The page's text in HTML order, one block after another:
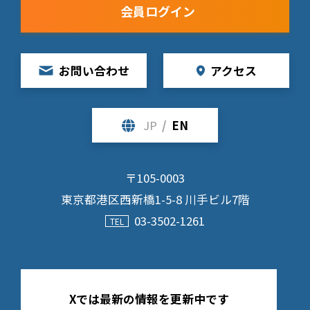
会員ログイン
お問い合わせ アクセス
JP / EN
〒105-0003
東京都港区西新橋1-5-8 川手ビル7階
03-3502-1261
Xでは最新の情報を更新中です